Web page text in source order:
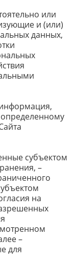
или
и (или)
данных,
субъектом
–
на
–
для